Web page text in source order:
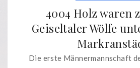
4004 Holz waren
Geiseltaler Wölfe
Die erste Männermannschaft